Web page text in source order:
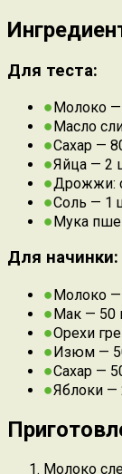
Для теста:
Молоко
Масло
Сахар —
Яйца — 2
Дрожжи:
Соль — 1
Мука
Для начинки:
Молоко
Мак — 50
Орехи
Изюм —
Сахар —
Яблоки —
Молоко